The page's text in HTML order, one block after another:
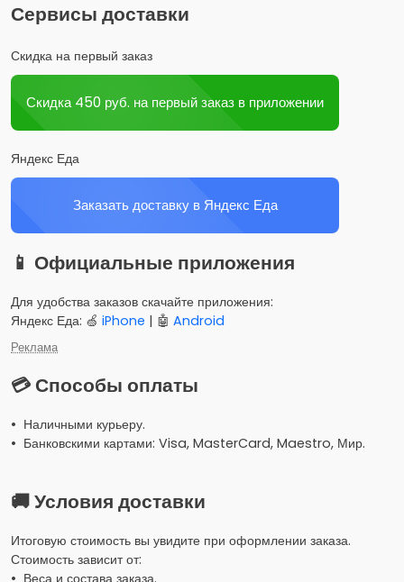
Сервисы доставки
Скидка на первый заказ
Скидка 450 руб. на первый заказ в приложении
Яндекс Еда
Заказать доставку в Яндекс Еда
📱 Официальные приложения
Для удобства заказов скачайте приложения:
Яндекс Еда: 🍏 iPhone | 🤖 Android
Реклама
💳 Способы оплаты
• Наличными курьеру.
• Банковскими картами: Visa, MasterCard, Maestro, Мир.
🚚 Условия доставки
Итоговую стоимость вы увидите при оформлении заказа.
Стоимость зависит от: